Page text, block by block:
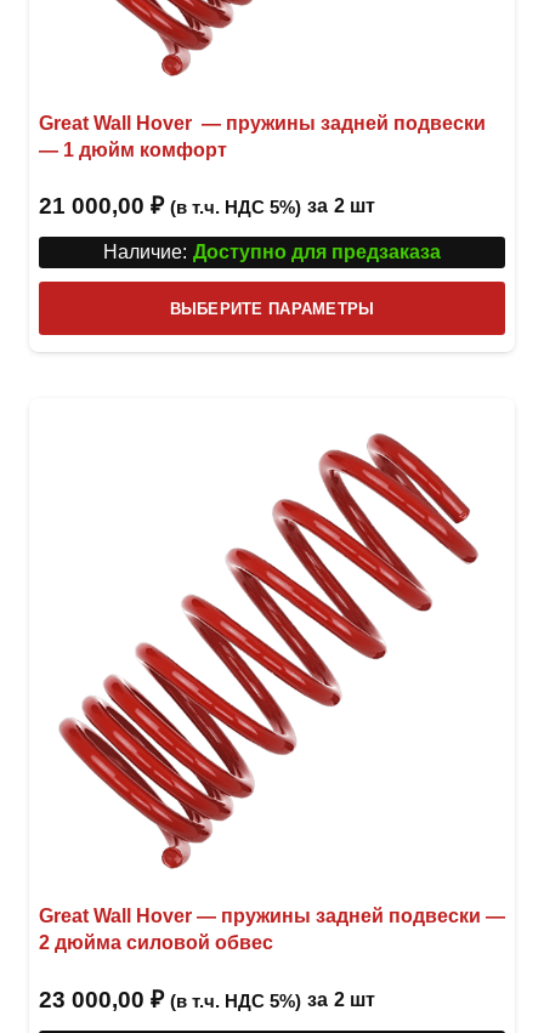
Great Wall Hover — пружины задней подвески
— 1 дюйм комфорт
21 000,00 ₽ (в т.ч. НДС 5%) за 2 шт
Наличие: Доступно для предзаказа
ВЫБЕРИТЕ ПАРАМЕТРЫ
товар
Great Wall Hover — пружины задней подвески —
2 дюйма силовой обвес
23 000,00 ₽ (в т.ч. НДС 5%) за 2 шт